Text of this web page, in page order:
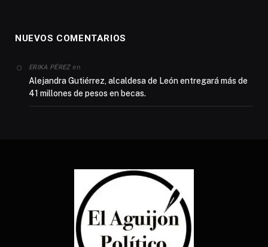
NUEVOS COMENTARIOS
ERIKA PÉREZen
Alejandra Gutiérrez, alcaldesa de León entregará más de
41 millones de pesos en becas.